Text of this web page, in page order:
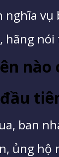
nghĩa vụ
hãng nói
nào
ban
ủng